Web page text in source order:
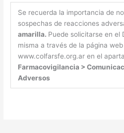
Se recuerda la importancia de
sospechas de reacciones
amarilla. Puede solicitarse en el
misma a través de la página
www.colfarsfe.org.ar en el
Farmacovigilancia >
Adversos